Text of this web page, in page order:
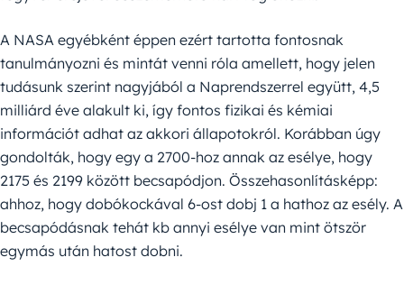
A NASA egyébként éppen ezért tartotta fontosnak
tanulmányozni és mintát venni róla amellett, hogy jelen
tudásunk szerint nagyjából a Naprendszerrel együtt, 4,5
milliárd éve alakult ki, így fontos fizikai és kémiai
információt adhat az akkori állapotokról. Korábban úgy
gondolták, hogy egy a 2700-hoz annak az esélye, hogy
2175 és 2199 között becsapódjon. Összehasonlításképp:
ahhoz, hogy dobókockával 6-ost dobj 1 a hathoz az esély. A
becsapódásnak tehát kb annyi esélye van mint ötször
egymás után hatost dobni.